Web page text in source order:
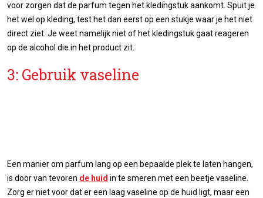
voor zorgen dat de parfum tegen het kledingstuk aankomt. Spuit je
het wel op kleding, test het dan eerst op een stukje waar je het niet
direct ziet. Je weet namelijk niet of het kledingstuk gaat reageren
op de alcohol die in het product zit.
3: Gebruik vaseline
Een manier om parfum lang op een bepaalde plek te laten hangen,
is door van tevoren de huid in te smeren met een beetje vaseline.
Zorg er niet voor dat er een laag vaseline op de huid ligt, maar een